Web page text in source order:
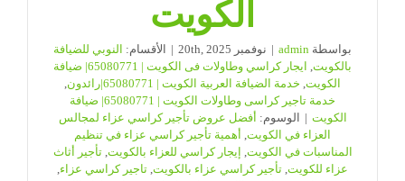
الكويت
بواسطة admin
| نوفمبر 20th, 2025 | الأقسام: النوبي للضيافة
بالكويت,
ايجار كراسي وطاولات فى الكويت | 65080771| ضيافة
الكويت, خدمة الضيافة العربية الكويت | 65080771|رائدون
,
خدمة تاجير كراسى وطاولات الكويت | 65080771| ضيافة
الكويت | الوسوم: أفضل عروض تأجير كراسي عزاء لمجالس
العزاء في الكويت, أهمية تأجير كراسي عزاء في تنظيم
المناسبات في الكويت, إيجار كراسي للعزاء بالكويت,تأجير أثاث
عزاء للكويت, تأجير كراسي عزاء بالكويت, تاجير كراسي عزاء,